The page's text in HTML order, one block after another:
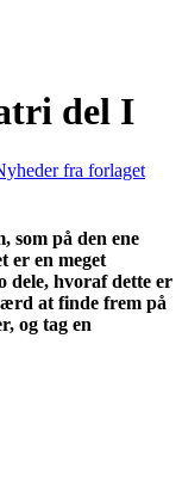
del I
fra forlaget
som på den ene
er en meget
dele, hvoraf dette er
at finde frem på
og tag en